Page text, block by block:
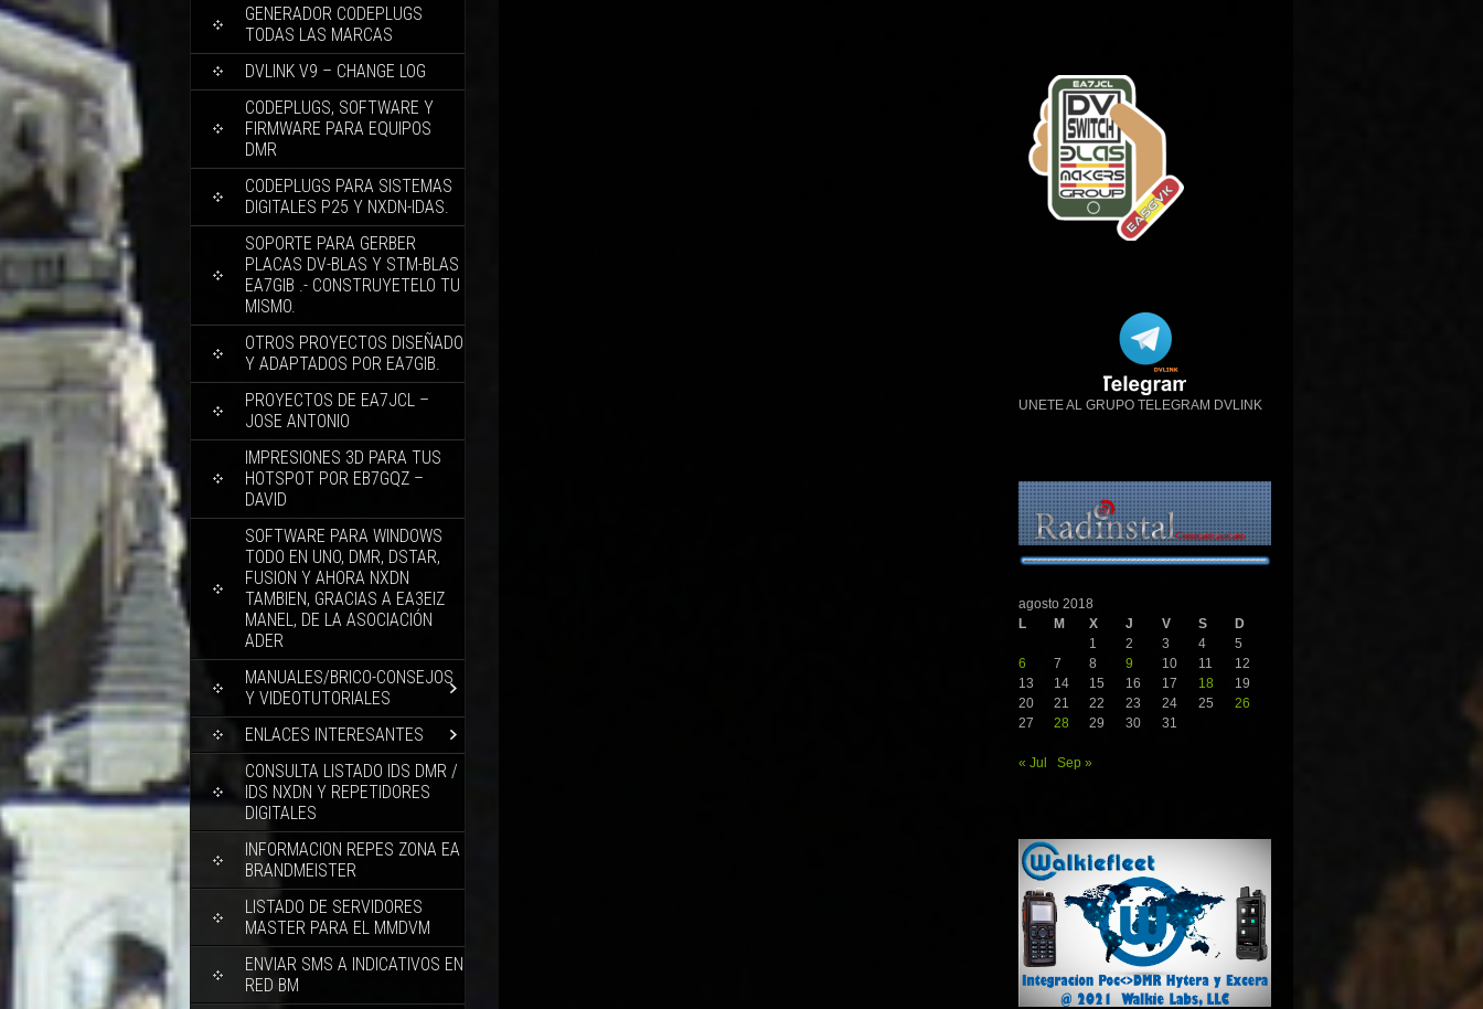
GENERADOR CODEPLUGS
TODAS LAS MARCAS
DVLINK V9 – CHANGE LOG
CODEPLUGS, SOFTWARE Y
FIRMWARE PARA EQUIPOS
DMR
CODEPLUGS PARA SISTEMAS
DIGITALES P25 Y NXDN-IDAS.
SOPORTE PARA GERBER
PLACAS DV-BLAS Y STM-BLAS
EA7GIB .- CONSTRUYETELO TU
MISMO.
OTROS PROYECTOS DISEÑADO
Y ADAPTADOS POR EA7GIB.
PROYECTOS DE EA7JCL –
JOSE ANTONIO
IMPRESIONES 3D PARA TUS
HOTSPOT POR EB7GQZ –
DAVID
SOFTWARE PARA WINDOWS
TODO EN UNO, DMR, DSTAR,
FUSION Y AHORA NXDN
TAMBIEN, GRACIAS A EA3EIZ
MANEL, DE LA ASOCIACIÓN
ADER
MANUALES/BRICO-CONSEJOS
Y VIDEOTUTORIALES
ENLACES INTERESANTES
CONSULTA LISTADO IDS DMR /
IDS NXDN Y REPETIDORES
DIGITALES
INFORMACION REPES ZONA EA
BRANDMEISTER
LISTADO DE SERVIDORES
MASTER PARA EL MMDVM
ENVIAR SMS A INDICATIVOS EN
RED BM
UNETE AL GRUPO TELEGRAM DVLINK
agosto 2018
L
M X J V S
D
1
2 3 4
5
6
7 8 9 10 11
12
13
14 15 16 17 18
19
20
21 22 23 24 25
26
27
28 29 30 31
« Jul Sep »